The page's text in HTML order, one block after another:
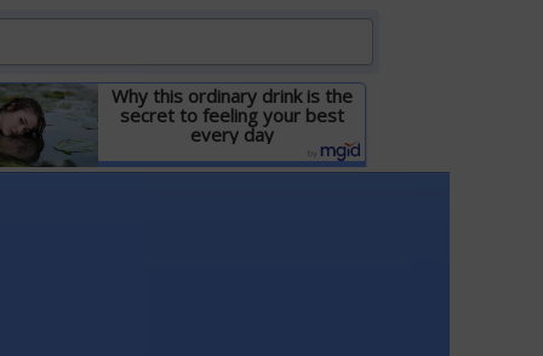
Why this ordinary drink is the
secret to feeling your best
every day
Детальніше